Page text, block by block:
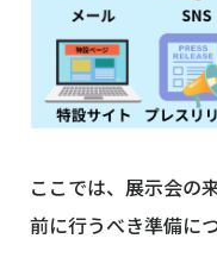
ここでは、展示会の
前に行うべき準備に